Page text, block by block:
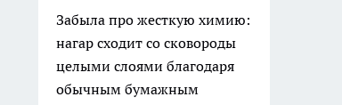
Забыла про жесткую химию:
нагар сходит со сковороды
целыми слоями благодаря
обычным бумажным